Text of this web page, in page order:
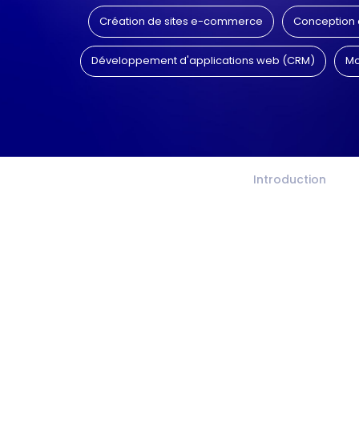
Création de sites e-commerce Conception
Développement d'applications web (CRM)
Introduction